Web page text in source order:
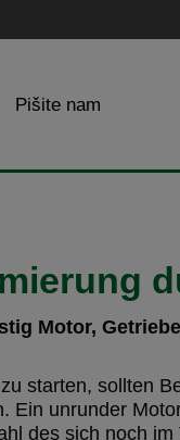
Pišite nam
Motor,
starten, sollten
Ein unrunder
des sich noch